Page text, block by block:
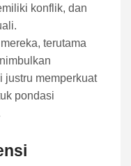
konflik, dan
terutama
justru memperkuat
pondasi